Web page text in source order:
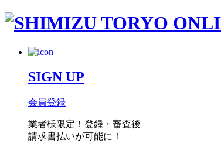
SIGN UP
会員登録
業者様限定！ 登録・審査後
請求書払いが可能に！